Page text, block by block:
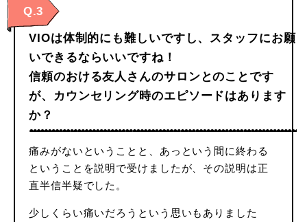
Q.3
VIOは体制的にも難しいですし、スタッフにお願
いできるならいいですね！
信頼のおける友人さんのサロンとのことです
が、カウンセリング時のエピソードはあります
か？
痛みがないということと、あっという間に終わる
ということを説明で受けましたが、その説明は正
直半信半疑でした。
少しくらい痛いだろうという思いもありました